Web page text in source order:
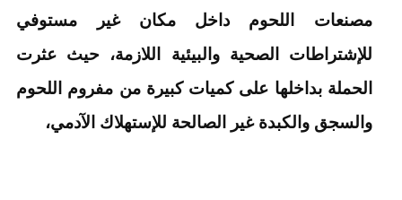
مصنعات اللحوم داخل مكان غير مستوفي
للإشتراطات الصحية والبيئية اللازمة، حيث عثرت
الحملة بداخلها على كميات كبيرة من مفروم اللحوم
والسجق والكبدة غير الصالحة للإستهلاك الآدمي،